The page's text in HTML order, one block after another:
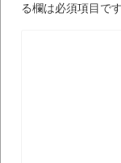
る欄は必須項目です